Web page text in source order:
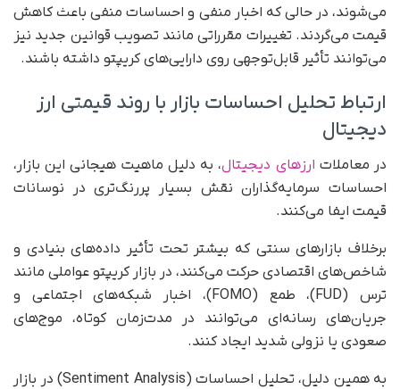
می‌شوند، در حالی که اخبار منفی و احساسات منفی باعث کاهش
قیمت می‌گردند. تغییرات مقرراتی مانند تصویب قوانین جدید نیز
می‌توانند تأثیر قابل‌توجهی روی دارایی‌های کریپتو داشته باشند.
ارتباط تحلیل احساسات بازار با روند قیمتی ارز
دیجیتال
در معاملات ارزهای دیجیتال، به دلیل ماهیت هیجانی این بازار،
احساسات سرمایه‌گذاران نقش بسیار پررنگ‌تری در نوسانات
قیمت ایفا می‌کنند.
برخلاف بازارهای سنتی که بیشتر تحت تأثیر داده‌های بنیادی و
شاخص‌های اقتصادی حرکت می‌کنند، در بازار کریپتو عواملی مانند
ترس (FUD)، طمع (FOMO)، اخبار شبکه‌های اجتماعی و
جریان‌های رسانه‌ای می‌توانند در مدت‌زمان کوتاه، موج‌های
صعودی یا نزولی شدید ایجاد کنند.
به همین دلیل، تحلیل احساسات (Sentiment Analysis) در بازار